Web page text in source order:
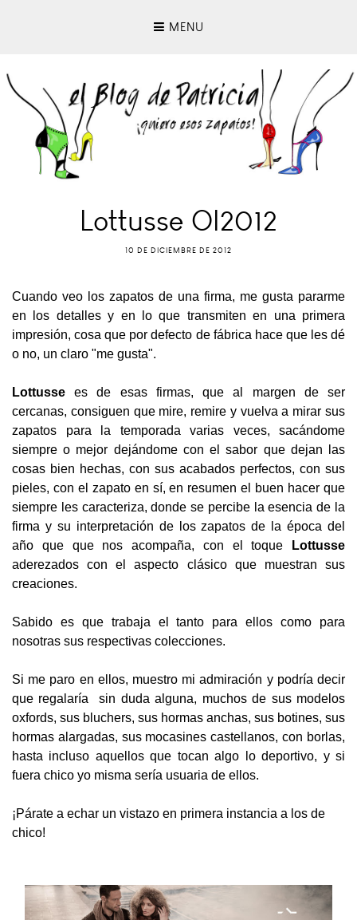
MENU
Lottusse OI2012
10 DE DICIEMBRE DE 2012
Cuando veo los zapatos de una firma, me gusta pararme
en los detalles y en lo que transmiten en una primera
impresión, cosa que por defecto de fábrica hace que les dé
o no, un claro "me gusta".
Lottusse es de esas firmas, que al margen de ser
cercanas, consiguen que mire, remire y vuelva a mirar sus
zapatos para la temporada varias veces, sacándome
siempre o mejor dejándome con el sabor que dejan las
cosas bien hechas, con sus acabados perfectos, con sus
pieles, con el zapato en sí, en resumen el buen hacer que
siempre les caracteriza, donde se percibe la esencia de la
firma y su interpretación de los zapatos de la época del
año que que nos acompaña, con el toque
Lottusse
aderezados con el aspecto clásico que muestran sus
creaciones.
Sabido es que trabaja el tanto para ellos como para
nosotras sus respectivas colecciones.
Si me paro en ellos, muestro mi admiración y podría decir
que regalaría sin duda alguna, muchos de sus modelos
oxfords, sus bluchers, sus hormas anchas, sus botines, sus
hormas alargadas, sus mocasines castellanos, con borlas,
hasta incluso aquellos que tocan algo lo deportivo, y si
fuera chico yo misma sería usuaria de ellos.
¡Párate a echar un vistazo en primera instancia a los de
chico!